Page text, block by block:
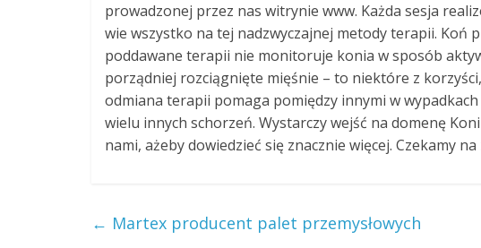
prowadzonej przez nas witrynie www. Każda sesja
wie wszystko na tej nadzwyczajnej metody terapii. Koń
poddawane terapii nie monitoruje konia w sposób
porządniej rozciągnięte mięśnie – to niektóre z
odmiana terapii pomaga pomiędzy innymi w
wielu innych schorzeń. Wystarczy wejść na domenę
nami, ażeby dowiedzieć się znacznie więcej. Czekamy
← Martex producent palet przemysłowych